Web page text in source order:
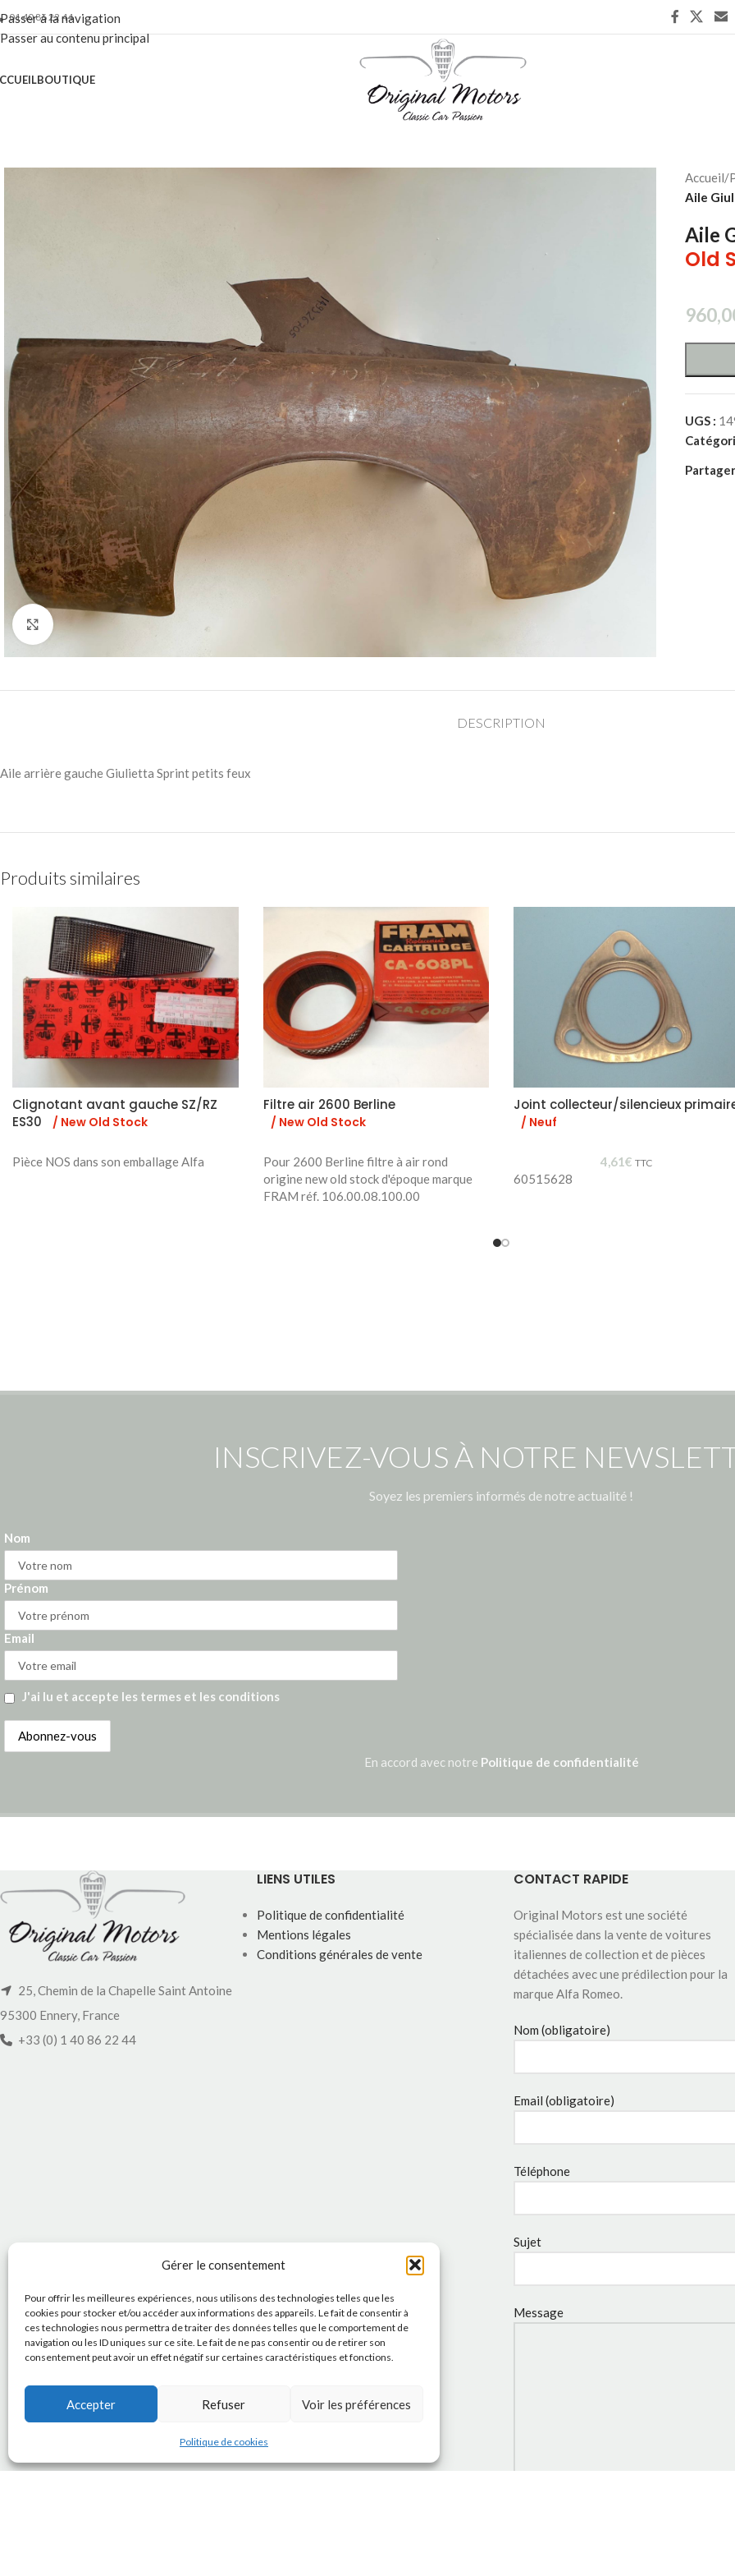
Gérer le consentement
Pour offrir les meilleures expériences, nous utilisons des technologies telles que les
cookies pour stocker et/ou accéder aux informations des appareils. Le fait de consentir à
ces technologies nous permettra de traiter des données telles que le comportement de
navigation ou les ID uniques sur ce site. Le fait de ne pas consentir ou de retirer son
consentement peut avoir un effet négatif sur certaines caractéristiques et fonctions.
Accepter Refuser Voir les préférences
Politique de cookies
Passer à la navigation
Passer au contenu principal
01 40 86 22 44
BOUTIQUE
Cliquez pour agrandir
Accueil/
Aile
Aile
Old
UGS :
DESCRIPTION
Aile arrière gauche Giulietta Sprint petits feux
Produits similaires
Clignotant avant gauche SZ/RZ
ES30
/ New Old Stock
Pièce NOS dans son emballage Alfa
Filtre air 2600 Berline
/ New Old Stock
Pour 2600 Berline filtre à air rond
origine new old stock d'époque marque
FRAM réf. 106.00.08.100.00
Joint collecteur/silencieux
/ Neuf
4,61€ TTC
60515628
INSCRIVEZ-VOUS À NOTRE
Soyez les premiers informés de notre actualité !
Nom
Prénom
Email
J'ai lu et accepte les termes et les conditions
En accord avec notre Politique de confidentialité
25, Chemin de la Chapelle Saint Antoine
95300 Ennery, France
+33 (0) 1 40 86 22 44
LIENS UTILES
Politique de confidentialité
Mentions légales
Conditions générales de vente
CONTACT RAPIDE
Original Motors est une société
spécialisée dans la vente de voitures
italiennes de collection et de pièces
détachées avec une prédilection pour la
marque Alfa Romeo.
Nom (obligatoire)
Email (obligatoire)
Téléphone
Sujet
Message